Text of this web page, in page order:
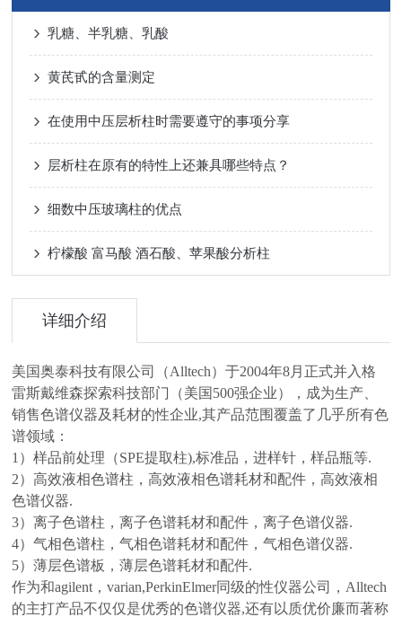
乳糖、半乳糖、乳酸
黄芪甙的含量测定
在使用中压层析柱时需要遵守的事项分享
层析柱在原有的特性上还兼具哪些特点？
细数中压玻璃柱的优点
柠檬酸 富马酸 酒石酸、苹果酸分析柱
详细介绍
美国奥泰科技有限公司（Alltech）于2004年8月正式并入格
雷斯戴维森探索科技部门（美国500强企业），成为生产、
销售色谱仪器及耗材的性企业,其产品范围覆盖了几乎所有色
谱领域：
1）样品前处理（SPE提取柱),标准品，进样针，样品瓶等.
2）高效液相色谱柱，高效液相色谱耗材和配件，高效液相
色谱仪器.
3）离子色谱柱，离子色谱耗材和配件，离子色谱仪器.
4）气相色谱柱，气相色谱耗材和配件，气相色谱仪器.
5）薄层色谱板，薄层色谱耗材和配件.
作为和agilent，varian,PerkinElmer同级的性仪器公司，Alltech
的主打产品不仅仅是优秀的色谱仪器,还有以质优价廉而著称